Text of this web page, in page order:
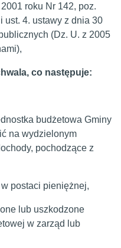
roku Nr 142, poz.
ust. 4. ustawy z dnia 30
(Dz. U. z 2005
co następuje:
budżetowa Gminy
na wydzielonym
pochodzące z
postaci pieniężnej,
lub uszkodzone
w zarząd lub